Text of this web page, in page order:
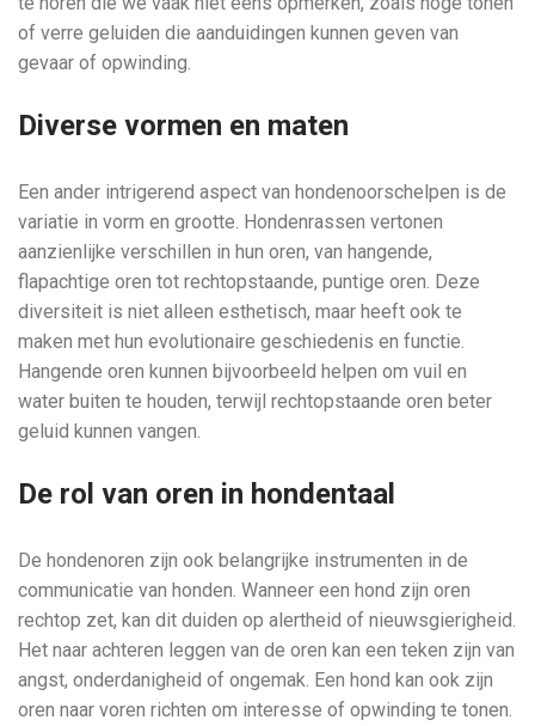
of verre geluiden die aanduidingen kunnen geven van
gevaar of opwinding.
Diverse vormen en maten
Een ander intrigerend aspect van hondenoorschelpen is de
variatie in vorm en grootte. Hondenrassen vertonen
aanzienlijke verschillen in hun oren, van hangende,
flapachtige oren tot rechtopstaande, puntige oren. Deze
diversiteit is niet alleen esthetisch, maar heeft ook te
maken met hun evolutionaire geschiedenis en functie.
Hangende oren kunnen bijvoorbeeld helpen om vuil en
water buiten te houden, terwijl rechtopstaande oren beter
geluid kunnen vangen.
De rol van oren in hondentaal
De hondenoren zijn ook belangrijke instrumenten in de
communicatie van honden. Wanneer een hond zijn oren
rechtop zet, kan dit duiden op alertheid of nieuwsgierigheid.
Het naar achteren leggen van de oren kan een teken zijn van
angst, onderdanigheid of ongemak. Een hond kan ook zijn
oren naar voren richten om interesse of opwinding te tonen.